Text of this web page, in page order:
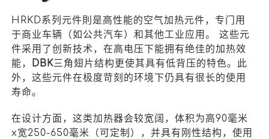
HRKD系列元件則是高性能的空气加热元件，专门用
于商业车辆（如公共汽车）和其他工业应用。 这些元
件采用了创新技术，在高电压下能拥有绝佳的加热效
能， DBK三角翅片结构更使其具有低背压的特色。此
外，这些元件在极度苛刻的环境下仍具有很长的使用
寿命。
在设计方面，这类加热器会较宽阔，体积为高90毫米
x宽250-650毫米（可定制），并具有刚性结构，使用